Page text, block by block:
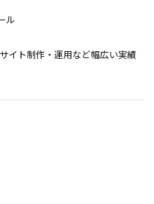
ル
イト制作・運用など幅広い実績